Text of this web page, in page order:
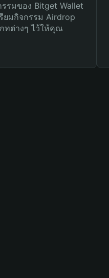
รมของ Bitget Wallet
รียมกิจกรรม Airdrop
ภทต่างๆ ไว้ให้คุณ